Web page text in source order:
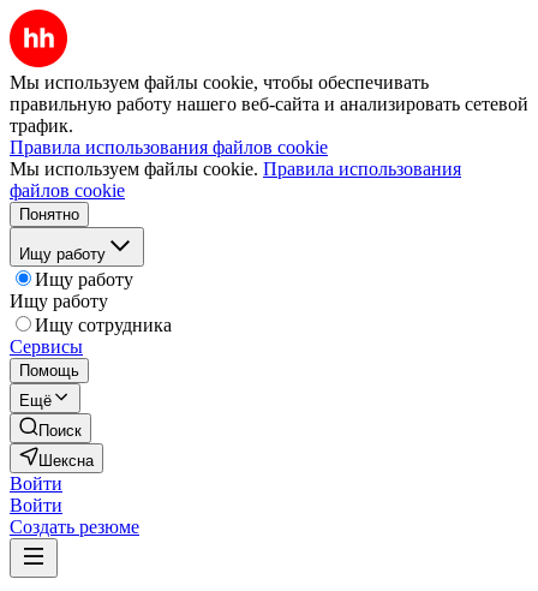
Мы используем файлы cookie, чтобы обеспечивать
правильную работу нашего веб-сайта и анализировать сетевой
трафик.
Правила использования файлов cookie
Мы используем файлы cookie. Правила использования
файлов cookie
Понятно
Ищу работу
Ищу работу
Ищу работу
Ищу сотрудника
Сервисы
Помощь
Ещё
Поиск
Шексна
Войти
Войти
Создать резюме